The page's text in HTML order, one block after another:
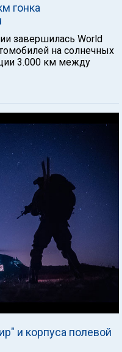
гонка
завершилась World
на солнечных
3.000 км между
и корпуса полевой